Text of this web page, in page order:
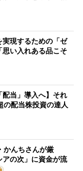
実現するための「ゼ
い入れある品こそ
配当」導入へ】それ
の配当株投資の達人
かんちさんが厳
アの次」に資金が流